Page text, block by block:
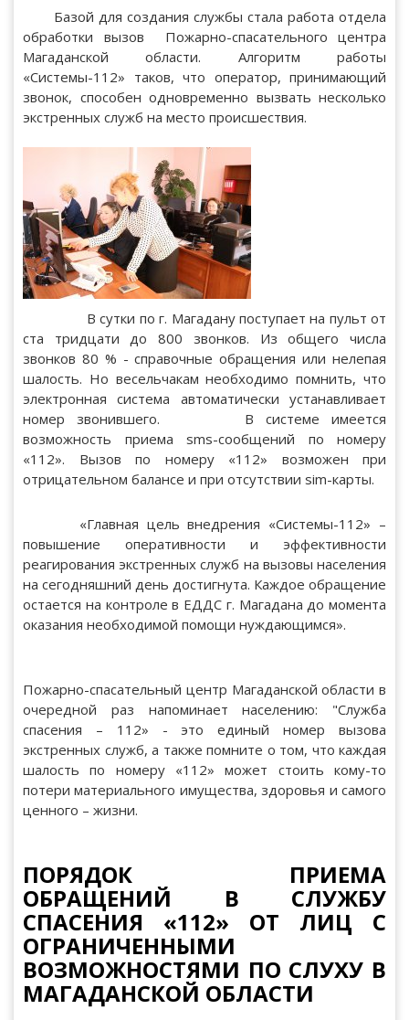
Базой для создания службы стала работа отдела
обработки вызов Пожарно-спасательного центра
Магаданской области. Алгоритм работы
«Системы-112» таков, что оператор, принимающий
звонок, способен одновременно вызвать несколько
экстренных служб на место происшествия.
В сутки по г. Магадану поступает на пульт от
ста тридцати до 800 звонков. Из общего числа
звонков 80 % - справочные обращения или нелепая
шалость. Но весельчакам необходимо помнить, что
электронная система автоматически устанавливает
номер звонившего. В системе имеется
возможность приема sms-сообщений по номеру
«112». Вызов по номеру «112» возможен при
отрицательном балансе и при отсутствии sim-карты.
«Главная цель внедрения «Системы-112» –
повышение оперативности и эффективности
реагирования экстренных служб на вызовы населения
на сегодняшний день достигнута. Каждое обращение
остается на контроле в ЕДДС г. Магадана до момента
оказания необходимой помощи нуждающимся».
Пожарно-спасательный центр Магаданской области в
очередной раз напоминает населению: "Служба
спасения – 112» - это единый номер вызова
экстренных служб, а также помните о том, что каждая
шалость по номеру «112» может стоить кому-то
потери материального имущества, здоровья и самого
ценного – жизни.
ПОРЯДОК ПРИЕМА
ОБРАЩЕНИЙ В СЛУЖБУ
СПАСЕНИЯ «112» ОТ ЛИЦ С
ОГРАНИЧЕННЫМИ
ВОЗМОЖНОСТЯМИ ПО СЛУХУ В
МАГАДАНСКОЙ ОБЛАСТИ